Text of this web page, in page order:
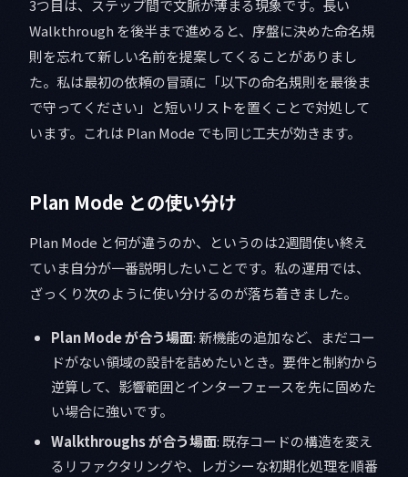
3つ目は、ステップ間で文脈が薄まる現象です。長い
Walkthrough を後半まで進めると、序盤に決めた命名規
則を忘れて新しい名前を提案してくることがありまし
た。私は最初の依頼の冒頭に「以下の命名規則を最後ま
で守ってください」と短いリストを置くことで対処して
います。これは Plan Mode でも同じ工夫が効きます。
Plan Mode との使い分け
Plan Mode と何が違うのか、というのは2週間使い終え
ていま自分が一番説明したいことです。私の運用では、
ざっくり次のように使い分けるのが落ち着きました。
Plan Mode が合う場面: 新機能の追加など、まだコー
ドがない領域の設計を詰めたいとき。要件と制約から
逆算して、影響範囲とインターフェースを先に固めた
い場合に強いです。
Walkthroughs が合う場面: 既存コードの構造を変え
るリファクタリングや、レガシーな初期化処理を順番